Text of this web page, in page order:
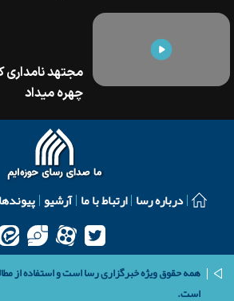
مجتهد نامداری
چهره میداد
درباره رسا ارتباط با ما آرشیو پیوندها
همه حقوق ویژه خبرگزاری رسا است و استفاده از
است.